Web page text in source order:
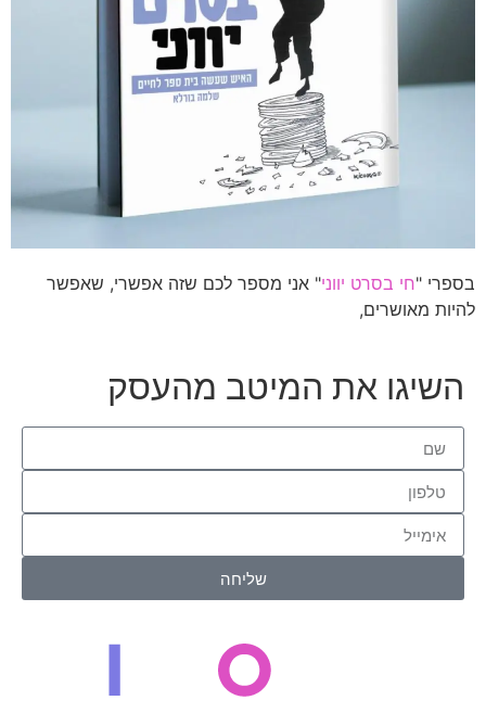
בספרי "חי בסרט יווני" אני מספר לכם שזה אפשרי, שאפשר
להיות מאושרים,
השיגו את המיטב מהעסק
שליחה